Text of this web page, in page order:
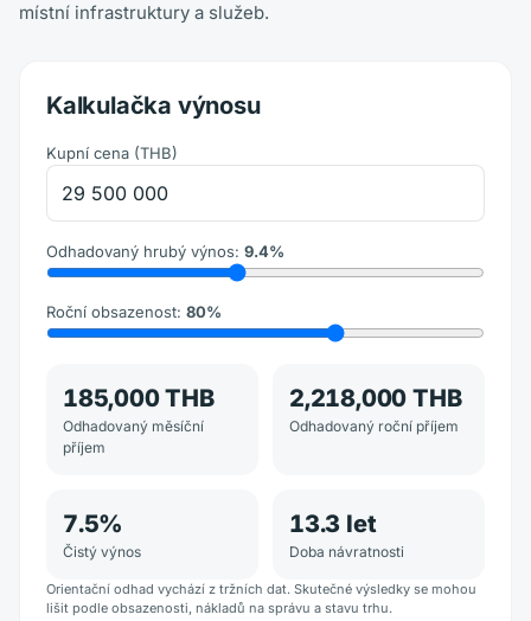
místní infrastruktury a služeb.
Kalkulačka výnosu
Kupní cena (THB)
Odhadovaný hrubý výnos: 9.4%
Roční obsazenost: 80%
185,000 THB
Odhadovaný měsíční
příjem
2,218,000 THB
Odhadovaný roční příjem
7.5%
Čistý výnos
13.3 let
Doba návratnosti
Orientační odhad vychází z tržních dat. Skutečné výsledky se mohou
lišit podle obsazenosti, nákladů na správu a stavu trhu.